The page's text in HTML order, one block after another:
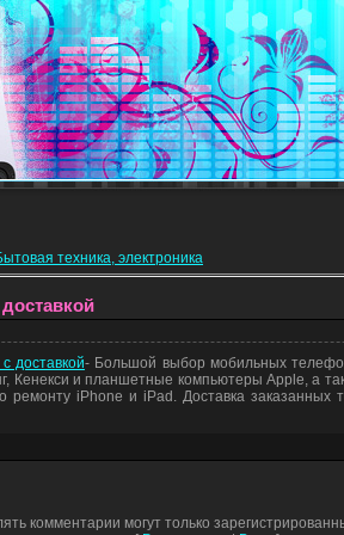
техника, электроника
доставкой- Большой выбор мобильных
и планшетные компьютеры Apple, а
ремонту iPhone и iPad. Доставка
комментарии могут только